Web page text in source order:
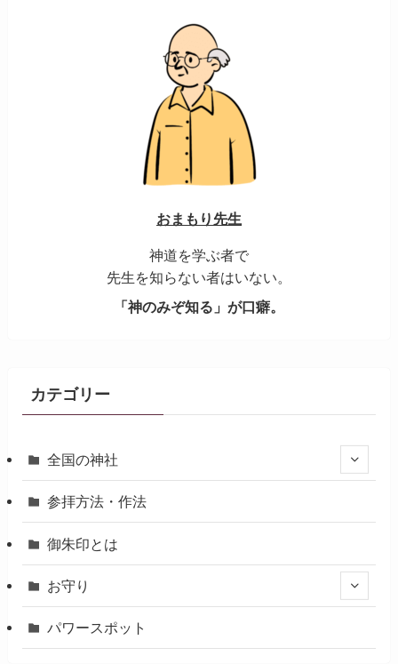
おまもり先生
神道を学ぶ者で
先生を知らない者はいない。
「神のみぞ知る」が口癖。
カテゴリー
全国の神社
参拝方法・作法
御朱印とは
お守り
パワースポット